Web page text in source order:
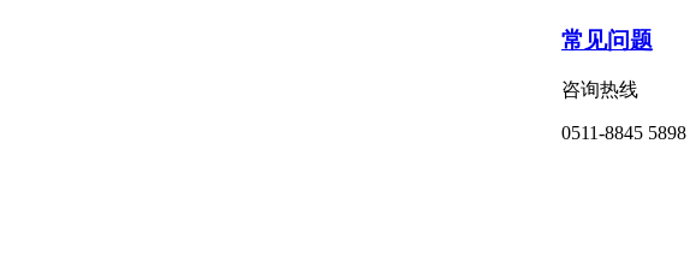
常见问题
咨询热线
0511-8845 5898